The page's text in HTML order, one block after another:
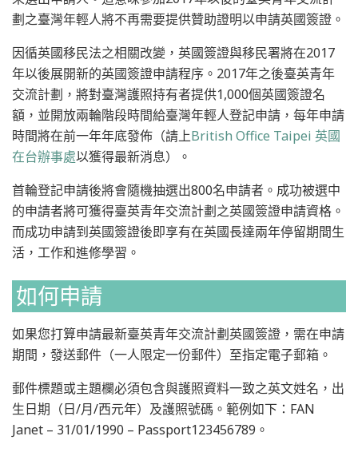
劃之臺灣年輕人將不再需要提供贊助證明以申請英國簽證。
因循英國移民法之相關改變，英國簽證與移民署將在2017
年以後展開新的英國簽證申請程序。2017年之後臺英青年
交流計劃，將對臺灣護照持有者提供1,000個英國簽證名
額，並開放兩輪階段時間給臺灣年輕人登記申請，每年申請
時間將在前一年年底發佈（請上British Office Taipei 英國
在台辦事處以獲得最新消息）。
首輪登記申請後將會隨機抽選出800名申請者。成功被選中
的申請者將可獲得臺英青年交流計劃之英國簽證申請資格。
而成功申請到英國簽證後即享有在英國長達兩年停留期間生
活，工作和進修學習。
如何申請
如果您打算申請最新臺英青年交流計劃英國簽證，需在申請
期間，發送郵件（一人限定一份郵件）至指定電子郵箱。
郵件標題或主題欄必須包含與護照資料一致之英文姓名，出
生日期（日/月/西元年）及護照號碼。範例如下：FAN
Janet – 31/01/1990 – Passport123456789。